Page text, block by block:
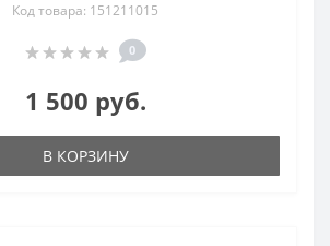
Код товара: 151211015
0
1 500 руб.
В КОРЗИНУ